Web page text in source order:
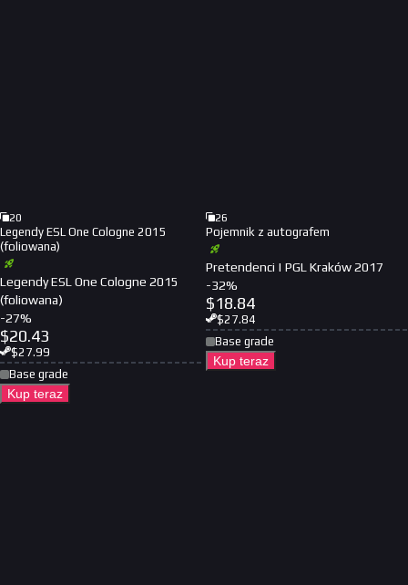
20
Legendy ESL One Cologne 2015
(foliowana)
Legendy ESL One Cologne 2015
(foliowana)
-27%
$20.43
$27.99
Base grade
Kup teraz
26
Pojemnik z autografem
Pretendenci | PGL Kraków 2017
-32%
$18.84
$27.84
Base grade
Kup teraz